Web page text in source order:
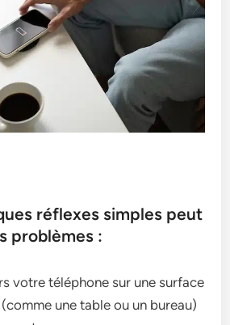
réflexes simples peut
problèmes :
votre téléphone sur une surface
une table ou un bureau)